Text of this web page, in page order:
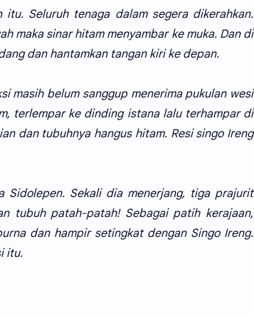
Seluruh tenaga dalam segera dikerahkan.
maka sinar hitam menyambar ke muka. Dan di
dan hantamkan tangan kiri ke depan.
masih belum sanggup menerima pukulan wesi
terlempar ke dinding istana lalu terhampar di
dan tubuhnya hangus hitam. Resi singo Ireng
Sidolepen. Sekali dia menerjang, tiga prajurit
tubuh patah-patah! Sebagai patih kerajaan,
dan hampir setingkat dengan Singo Ireng.
itu.